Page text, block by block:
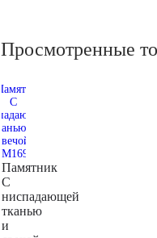
Просмотренные
Памятник
С
ниспадающей
тканью
и